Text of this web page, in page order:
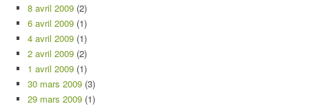
8 avril 2009 (2)
6 avril 2009 (1)
4 avril 2009 (1)
2 avril 2009 (2)
1 avril 2009 (1)
30 mars 2009 (3)
29 mars 2009 (1)